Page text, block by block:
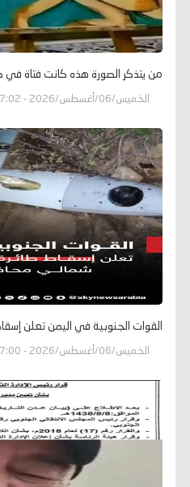
من يتذكر الصورة هذه كانت فتاة
الخميس/06/أغسطس/2026 - 07:02 ص
القوات الجنوبية في اليمن تعلن
الخميس/06/أغسطس/2026 - 07:00 ص